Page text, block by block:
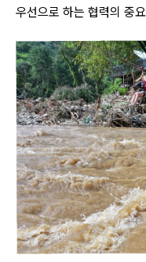
우선으로 하는 협력의 중